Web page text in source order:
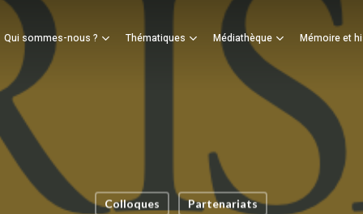
Qui sommes-nous ? Thématiques Médiathèque Mémoire et
Panier
Colloques Partenariats